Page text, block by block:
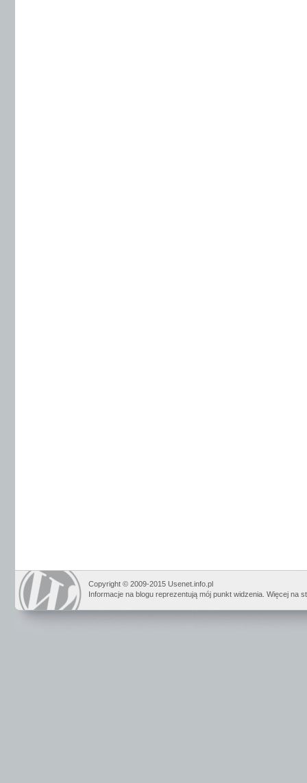
Copyright © 2009-2015 Usenet.info.pl
Informacje na blogu reprezentują mój punkt widzenia. Więcej na